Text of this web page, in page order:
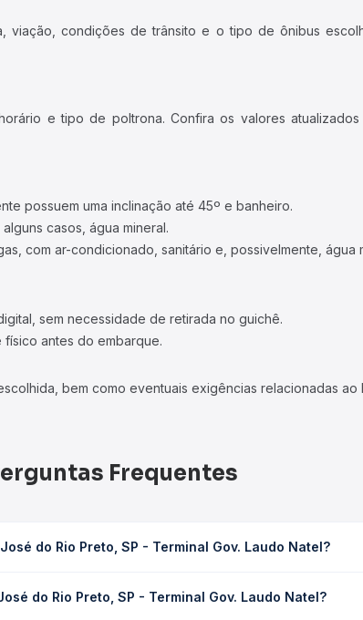
condições de trânsito e o tipo de ônibus
e tipo de poltrona. Confira os valores
possuem uma inclinação até 45º e banheiro.
casos, água mineral.
com ar-condicionado, sanitário e, possivelmente, água
sem necessidade de retirada no guichê.
antes do embarque.
bem como eventuais exigências relacionadas ao
Frequentes
do Rio Preto, SP - Terminal Gov. Laudo Natel?
Na Quero Passagem você consulta os horários
do Rio Preto, SP - Terminal Gov. Laudo Natel?